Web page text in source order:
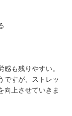
も残りやすい。
ですが、ストレッ
向上させていきま